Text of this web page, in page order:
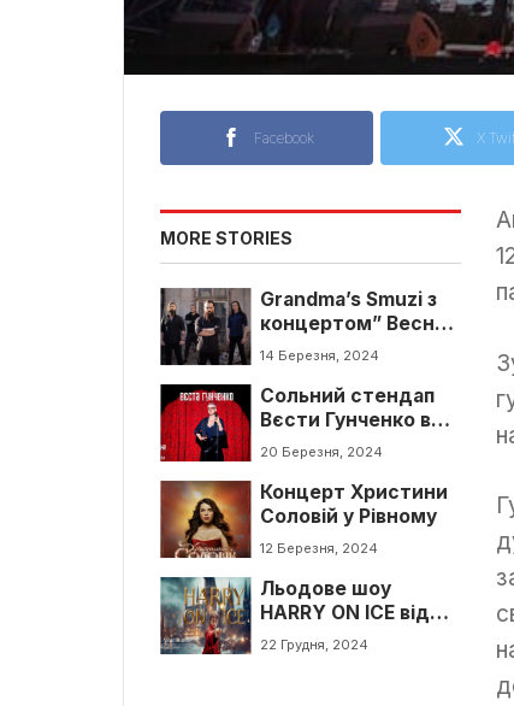
Facebook X
MORE STORIES
Grandma’s Smuzi з
концертом” Весна
прийде” у Рівному
14 Березня, 2024
Сольний стендап
Вєсти Гунченко в
Рівному
20 Березня, 2024
Концерт Христини
Соловій у Рівному
12 Березня, 2024
Льодове шоу
HARRY ON ICE від
зірок цирку Дю
22 Грудня, 2024